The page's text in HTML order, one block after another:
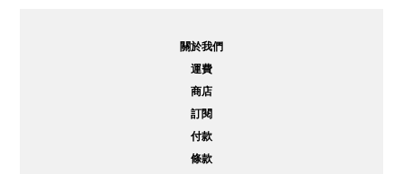
關於我們
運費
商店
訂閱
付款
條款